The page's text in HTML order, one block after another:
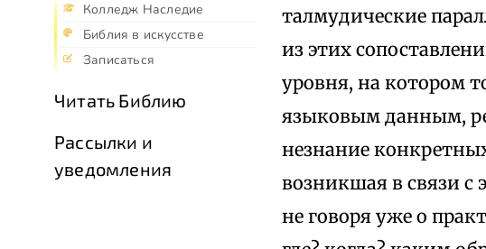
Колледж Наследие
Библия в искусстве
Записаться
Читать Библию
Рассылки и
уведомления
талмудические
из этих
уровня, на котором
языковым данным,
незнание
возникшая в связи
не говоря уже о